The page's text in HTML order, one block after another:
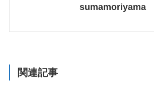
sumamoriyama
関連記事